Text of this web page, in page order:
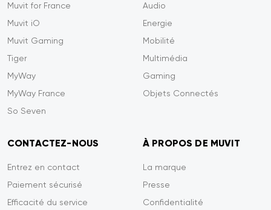
Muvit for France
Muvit iO
Muvit Gaming
Tiger
MyWay
MyWay France
So Seven
Audio
Energie
Mobilité
Multimédia
Gaming
Objets Connectés
CONTACTEZ-NOUS
Entrez en contact
Paiement sécurisé
Efficacité du service
À PROPOS DE MUVIT
La marque
Presse
Confidentialité